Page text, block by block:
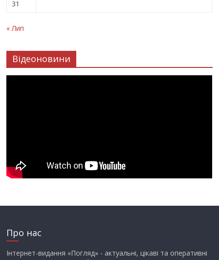
31
« Лип
Відеоновини
Про нас
Інтернет-видання «Погляд» - актуальні, цікаві та оперативні